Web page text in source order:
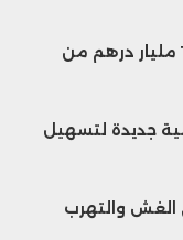
لجذب
الإجمالي
مهمة جدًا.
صناديق الاستثمار بالمغرب تفقد 13,8 مليار درهم من
جديدة لتسهيل
على الغش والتهرب